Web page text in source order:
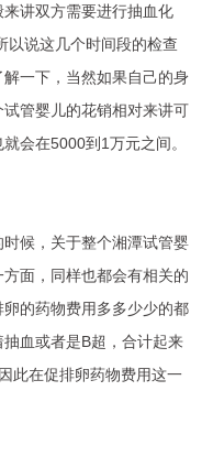
讲双方需要进行抽血化
以说这几个时间段的检查
一下，当然如果自己的身
管婴儿的花销相对来讲可
会在5000到1万元之间。
候，关于整个湘潭试管婴
面，同样也都会有相关的
的药物费用多多少少的都
血或者是B超，合计起来
此在促排卵药物费用这一